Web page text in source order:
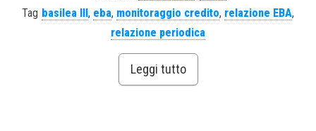
Tag basilea III , eba, monitoraggio credito, relazione EBA,
relazione periodica
Leggi tutto